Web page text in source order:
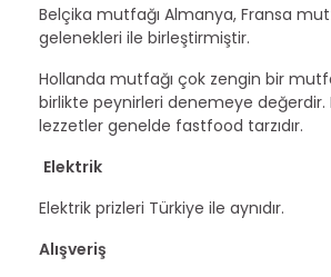
Belçika mutfağı Almanya, Fransa
gelenekleri ile birleştirmiştir.
Hollanda mutfağı çok zengin bir
birlikte peynirleri denemeye değerdir.
lezzetler genelde fastfood tarzıdır.
Elektrik
Elektrik prizleri Türkiye ile aynıdır.
Alışveriş